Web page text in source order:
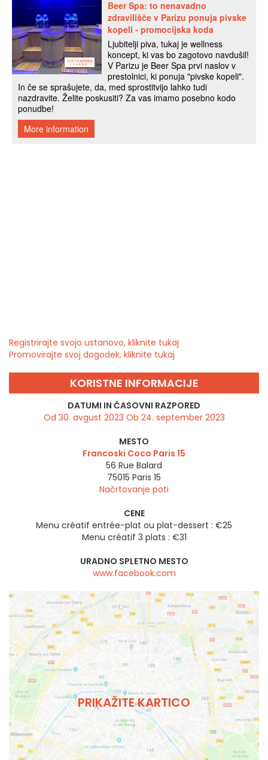
Registrirajte svojo ustanovo, kliknite tukaj
Promovirajte svoj dogodek, kliknite tukaj
KORISTNE INFORMACIJE
DATUMI IN ČASOVNI RAZPORED
Od 30. avgust 2023 Ob 24. september 2023
MESTO
Francoski Coco Paris 15
56 Rue Balard
75015 Paris 15
Načrtovanje poti
CENE
Menu créatif entrée-plat ou plat-dessert : €25
Menu créatif 3 plats : €31
URADNO SPLETNO MESTO
www.facebook.com
PRIKAŽITE KARTICO